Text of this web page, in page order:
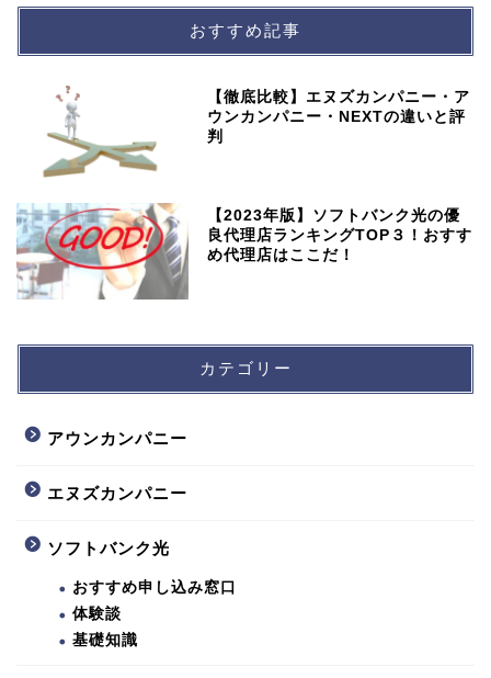
おすすめ記事
【徹底比較】エヌズカンパニー・ア
ウンカンパニー・NEXTの違いと評
判
【2023年版】ソフトバンク光の優
良代理店ランキングTOP３！おすす
め代理店はここだ！
カテゴリー
アウンカンパニー
エヌズカンパニー
ソフトバンク光
おすすめ申し込み窓口
体験談
基礎知識